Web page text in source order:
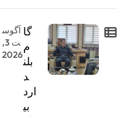
گا
م
بلن
د
ارد
بی
آگوس
ت 3,
2026